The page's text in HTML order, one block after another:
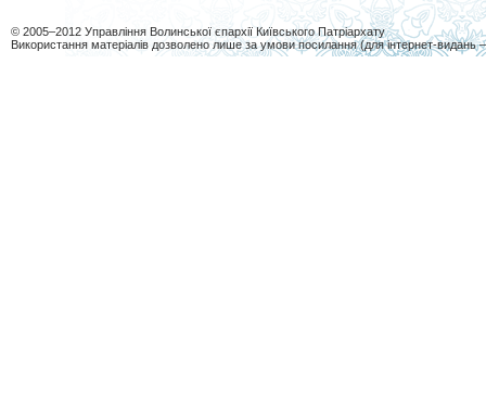
© 2005–2012 Управління Волинської єпархії Київського Патріархату
Використання матеріалів дозволено лише за умови посилання (для інтернет-видань